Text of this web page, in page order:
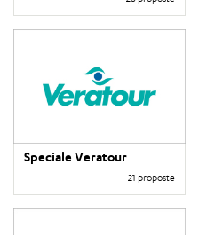
Speciale Veratour
21 proposte